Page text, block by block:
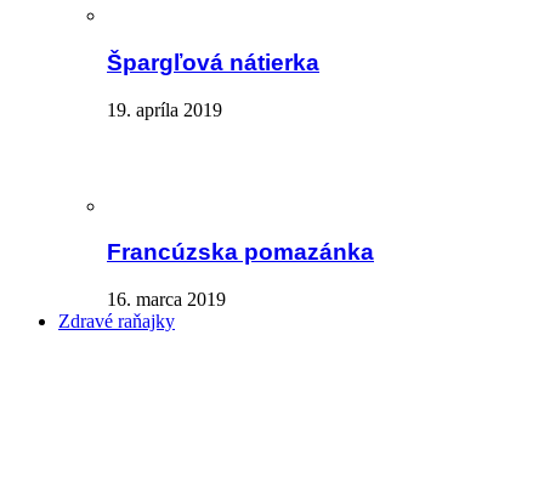
Špargľová nátierka
19. apríla 2019
Francúzska pomazánka
16. marca 2019
Zdravé raňajky